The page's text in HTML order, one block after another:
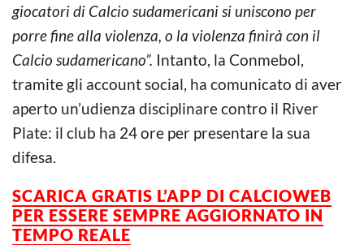
giocatori di Calcio sudamericani si uniscono per
porre fine alla violenza, o la violenza finirà con il
Calcio sudamericano”. Intanto, la Conmebol,
tramite gli account social, ha comunicato di aver
aperto un’udienza disciplinare contro il River
Plate: il club ha 24 ore per presentare la sua
difesa.
SCARICA GRATIS L’APP DI CALCIOWEB
PER ESSERE SEMPRE AGGIORNATO IN
TEMPO REALE